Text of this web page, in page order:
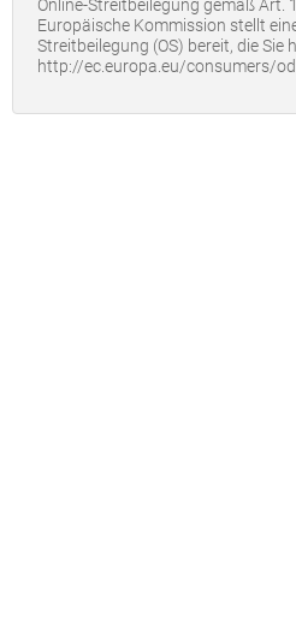
Online-Streitbeilegung gemäß Art.
Europäische Kommission stellt
Streitbeilegung (OS) bereit, die Sie
http://ec.europa.eu/consumers/